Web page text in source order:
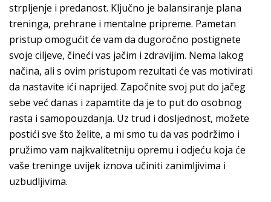
strpljenje i predanost. Ključno je balansiranje plana
treninga, prehrane i mentalne pripreme. Pametan
pristup omogućit će vam da dugoročno postignete
svoje ciljeve, čineći vas jačim i zdravijim. Nema lakog
načina, ali s ovim pristupom rezultati će vas motivirati
da nastavite ići naprijed. Započnite svoj put do jačeg
sebe već danas i zapamtite da je to put do osobnog
rasta i samopouzdanja. Uz trud i dosljednost, možete
postići sve što želite, a mi smo tu da vas podržimo i
pružimo vam najkvalitetniju opremu i odjeću koja će
vaše treninge uvijek iznova učiniti zanimljivima i
uzbudljivima.